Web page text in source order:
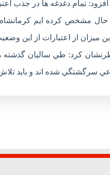
افزود: تمام دغدغه ها در جذب
به حال مشخص كرده ايم
ميزان از اعتبارات از اين
كرد: طي ساليان گذشته
سرگشتگي شده اند و بايد تلاش